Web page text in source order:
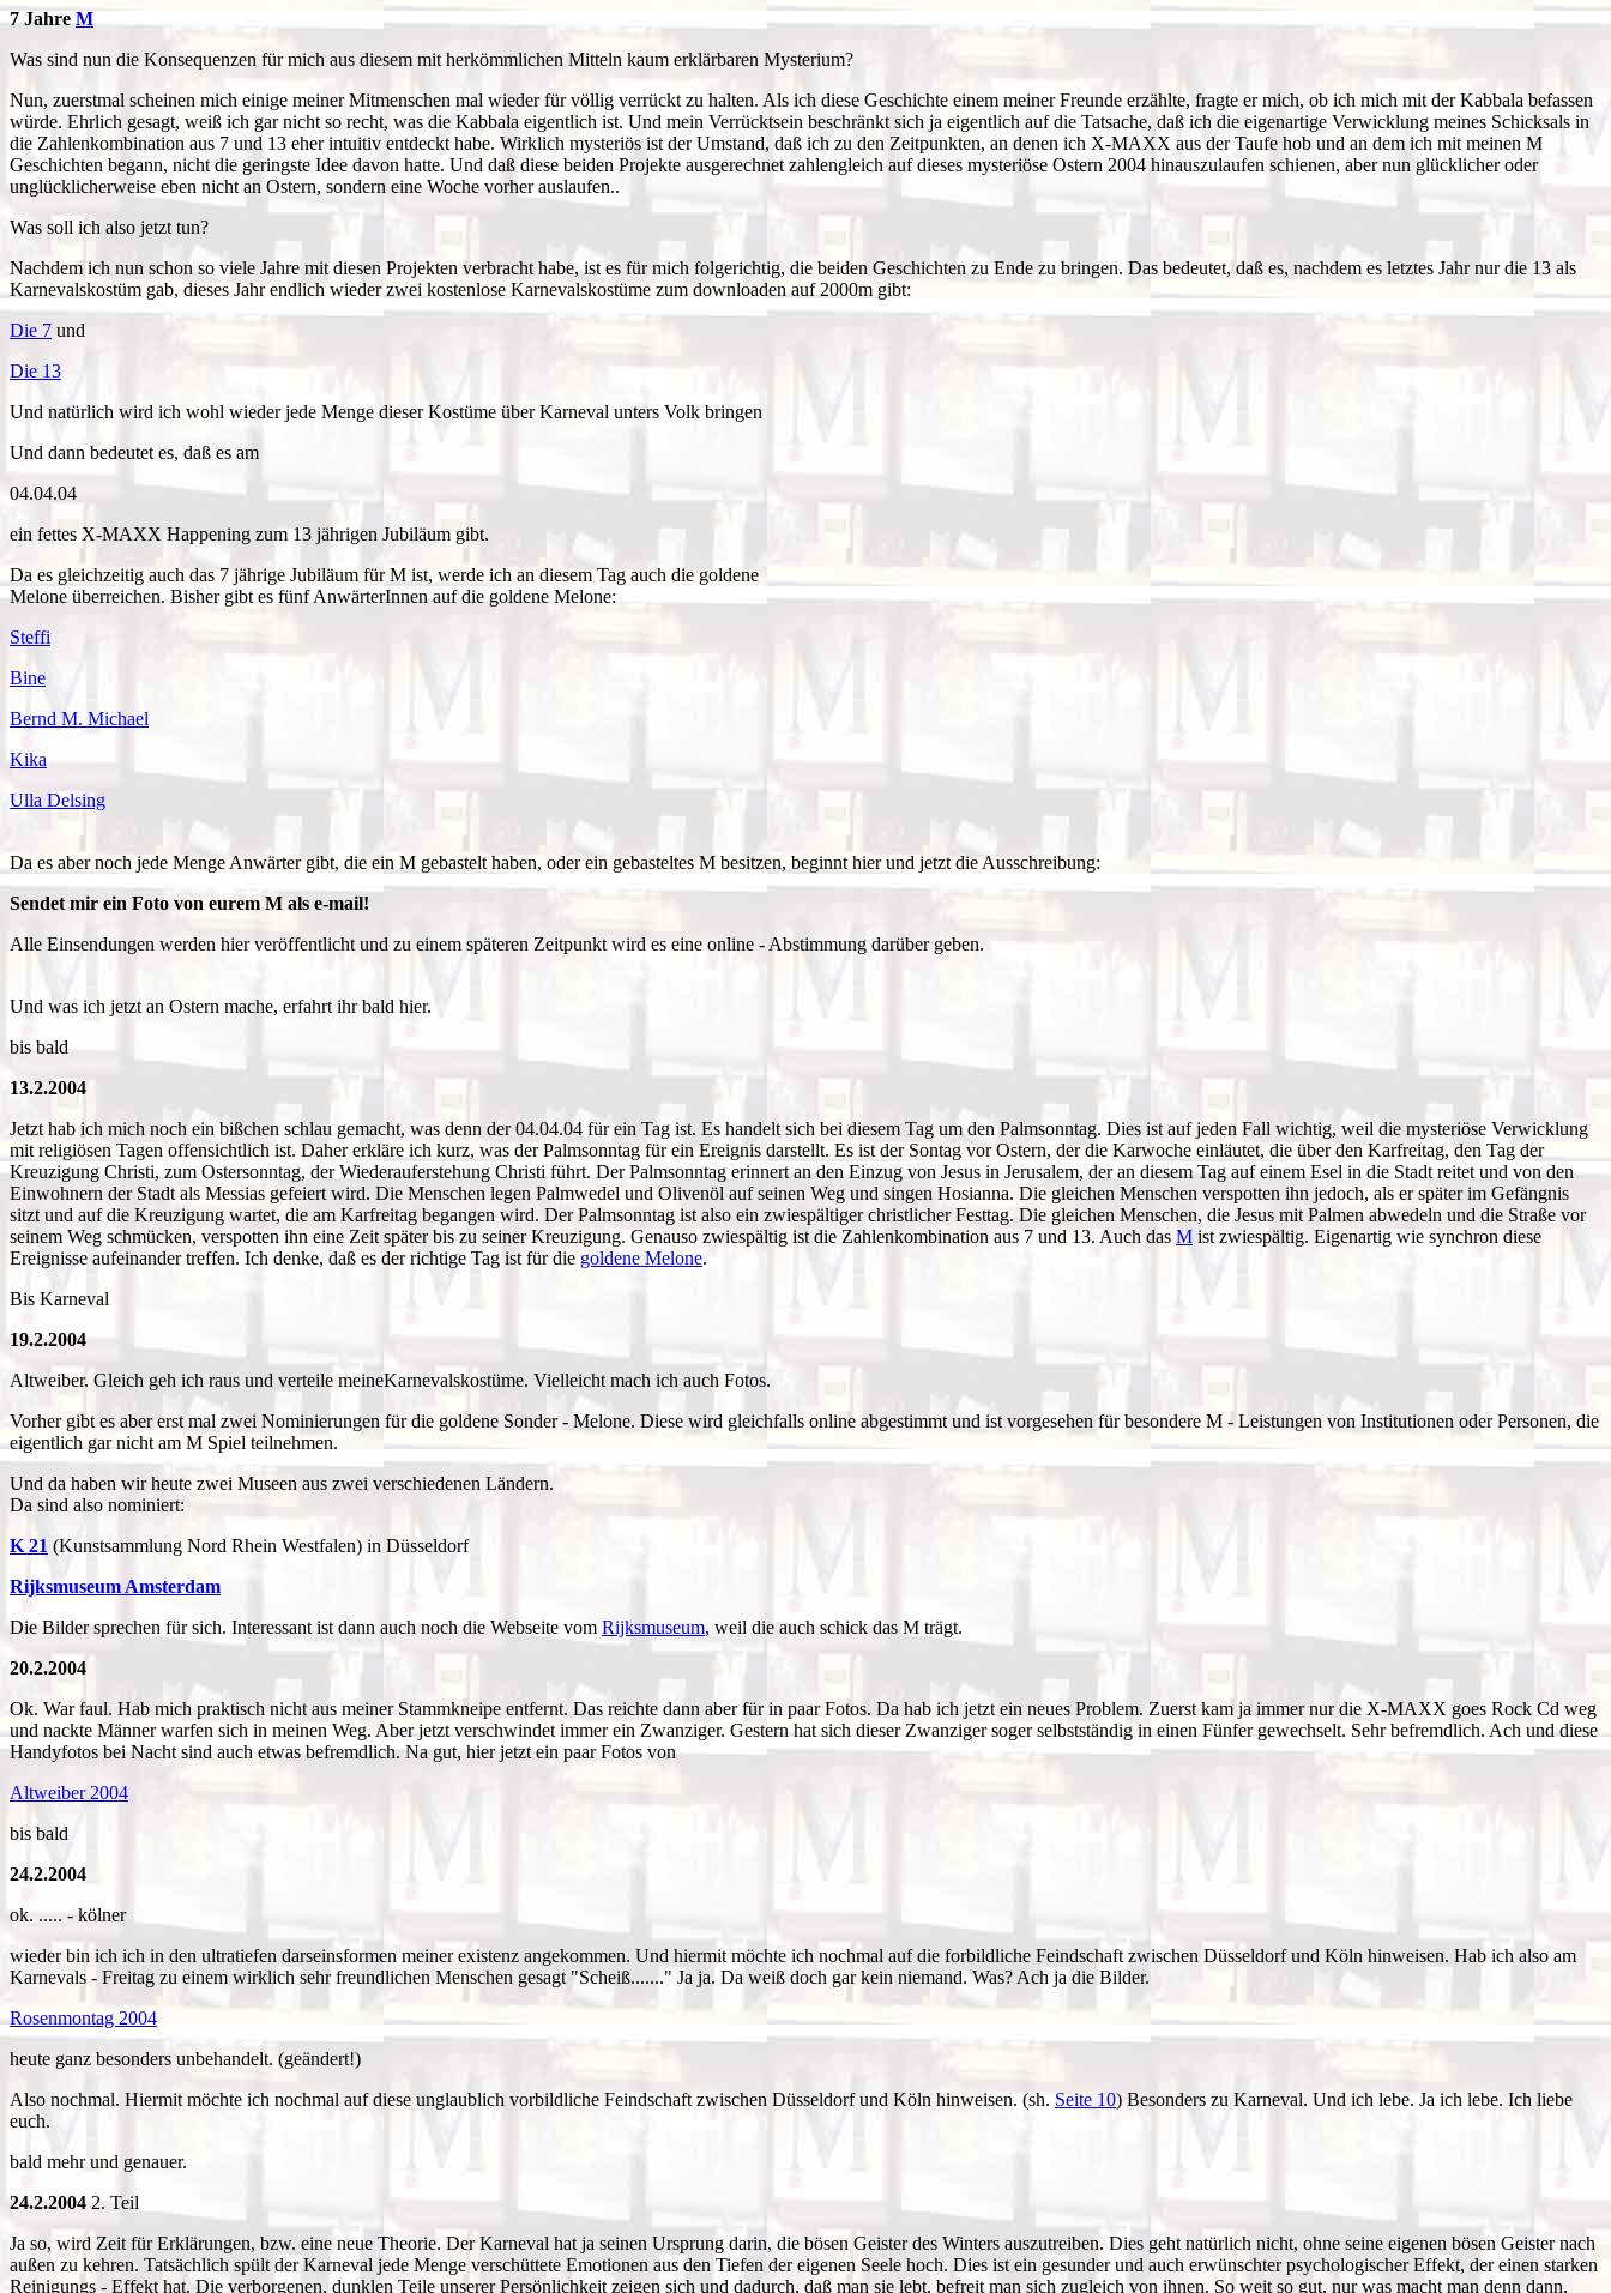
7 Jahre M
Was sind nun die Konsequenzen für mich aus diesem mit herkömmlichen Mitteln kaum erklärbaren Mysterium?
Nun, zuerstmal scheinen mich einige meiner Mitmenschen mal wieder für völlig verrückt zu halten. Als ich diese Geschichte einem meiner Freunde erzählte, fragte er mich, ob ich mich mit der Kabbala befassen
würde. Ehrlich gesagt, weiß ich gar nicht so recht, was die Kabbala eigentlich ist. Und mein Verrücktsein beschränkt sich ja eigentlich auf die Tatsache, daß ich die eigenartige Verwicklung meines Schicksals in
die Zahlenkombination aus 7 und 13 eher intuitiv entdeckt habe. Wirklich mysteriös ist der Umstand, daß ich zu den Zeitpunkten, an denen ich X-MAXX aus der Taufe hob und an dem ich mit meinen M
Geschichten begann, nicht die geringste Idee davon hatte. Und daß diese beiden Projekte ausgerechnet zahlengleich auf dieses mysteriöse Ostern 2004 hinauszulaufen schienen, aber nun glücklicher oder
unglücklicherweise eben nicht an Ostern, sondern eine Woche vorher auslaufen..
Was soll ich also jetzt tun?
Nachdem ich nun schon so viele Jahre mit diesen Projekten verbracht habe, ist es für mich folgerichtig, die beiden Geschichten zu Ende zu bringen. Das bedeutet, daß es, nachdem es letztes Jahr nur die 13 als
Karnevalskostüm gab, dieses Jahr endlich wieder zwei kostenlose Karnevalskostüme zum downloaden auf 2000m gibt:
Die 7 und
Die 13
Und natürlich wird ich wohl wieder jede Menge dieser Kostüme über Karneval unters Volk bringen
Und dann bedeutet es, daß es am
04.04.04
ein fettes X-MAXX Happening zum 13 jährigen Jubiläum gibt.
Da es gleichzeitig auch das 7 jährige Jubiläum für M ist, werde ich an diesem Tag auch die goldene
Melone überreichen. Bisher gibt es fünf AnwärterInnen auf die goldene Melone:
Steffi
Bine
Bernd M. Michael
Kika
Ulla Delsing
Da es aber noch jede Menge Anwärter gibt, die ein M gebastelt haben, oder ein gebasteltes M besitzen, beginnt hier und jetzt die Ausschreibung:
Sendet mir ein Foto von eurem M als e-mail!
Alle Einsendungen werden hier veröffentlicht und zu einem späteren Zeitpunkt wird es eine online - Abstimmung darüber geben.
Und was ich jetzt an Ostern mache, erfahrt ihr bald hier.
bis bald
13.2.2004
Jetzt hab ich mich noch ein bißchen schlau gemacht, was denn der 04.04.04 für ein Tag ist. Es handelt sich bei diesem Tag um den Palmsonntag. Dies ist auf jeden Fall wichtig, weil die mysteriöse Verwicklung
mit religiösen Tagen offensichtlich ist. Daher erkläre ich kurz, was der Palmsonntag für ein Ereignis darstellt. Es ist der Sontag vor Ostern, der die Karwoche einläutet, die über den Karfreitag, den Tag der
Kreuzigung Christi, zum Ostersonntag, der Wiederauferstehung Christi führt. Der Palmsonntag erinnert an den Einzug von Jesus in Jerusalem, der an diesem Tag auf einem Esel in die Stadt reitet und von den
Einwohnern der Stadt als Messias gefeiert wird. Die Menschen legen Palmwedel und Olivenöl auf seinen Weg und singen Hosianna. Die gleichen Menschen verspotten ihn jedoch, als er später im Gefängnis
sitzt und auf die Kreuzigung wartet, die am Karfreitag begangen wird. Der Palmsonntag ist also ein zwiespältiger christlicher Festtag. Die gleichen Menschen, die Jesus mit Palmen abwedeln und die Straße vor
seinem Weg schmücken, verspotten ihn eine Zeit später bis zu seiner Kreuzigung. Genauso zwiespältig ist die Zahlenkombination aus 7 und 13. Auch das M ist zwiespältig. Eigenartig wie synchron diese
Ereignisse aufeinander treffen. Ich denke, daß es der richtige Tag ist für die goldene Melone.
Bis Karneval
19.2.2004
Altweiber. Gleich geh ich raus und verteile meineKarnevalskostüme. Vielleicht mach ich auch Fotos.
Vorher gibt es aber erst mal zwei Nominierungen für die goldene Sonder - Melone. Diese wird gleichfalls online abgestimmt und ist vorgesehen für besondere M - Leistungen von Institutionen oder Personen, die
eigentlich gar nicht am M Spiel teilnehmen.
Und da haben wir heute zwei Museen aus zwei verschiedenen Ländern.
Da sind also nominiert:
K 21 (Kunstsammlung Nord Rhein Westfalen) in Düsseldorf
Rijksmuseum Amsterdam
Die Bilder sprechen für sich. Interessant ist dann auch noch die Webseite vom Rijksmuseum, weil die auch schick das M trägt.
20.2.2004
Ok. War faul. Hab mich praktisch nicht aus meiner Stammkneipe entfernt. Das reichte dann aber für in paar Fotos. Da hab ich jetzt ein neues Problem. Zuerst kam ja immer nur die X-MAXX goes Rock Cd weg
und nackte Männer warfen sich in meinen Weg. Aber jetzt verschwindet immer ein Zwanziger. Gestern hat sich dieser Zwanziger soger selbstständig in einen Fünfer gewechselt. Sehr befremdlich. Ach und diese
Handyfotos bei Nacht sind auch etwas befremdlich. Na gut, hier jetzt ein paar Fotos von
Altweiber 2004
bis bald
24.2.2004
ok. ..... - kölner
wieder bin ich ich in den ultratiefen darseinsformen meiner existenz angekommen. Und hiermit möchte ich nochmal auf die forbildliche Feindschaft zwischen Düsseldorf und Köln hinweisen. Hab ich also am
Karnevals - Freitag zu einem wirklich sehr freundlichen Menschen gesagt "Scheiß......." Ja ja. Da weiß doch gar kein niemand. Was? Ach ja die Bilder.
Rosenmontag 2004
heute ganz besonders unbehandelt. (geändert!)
Also nochmal. Hiermit möchte ich nochmal auf diese unglaublich vorbildliche Feindschaft zwischen Düsseldorf und Köln hinweisen. (sh. Seite 10) Besonders zu Karneval. Und ich lebe. Ja ich lebe. Ich liebe
euch.
bald mehr und genauer.
24.2.20042. Teil
Ja so, wird Zeit für Erklärungen, bzw. eine neue Theorie. Der Karneval hat ja seinen Ursprung darin, die bösen Geister des Winters auszutreiben. Dies geht natürlich nicht, ohne seine eigenen bösen Geister nach
außen zu kehren. Tatsächlich spült der Karneval jede Menge verschüttete Emotionen aus den Tiefen der eigenen Seele hoch. Dies ist ein gesunder und auch erwünschter psychologischer Effekt, der einen starken
Reinigungs - Effekt hat. Die verborgenen, dunklen Teile unserer Persönlichkeit zeigen sich und dadurch, daß man sie lebt, befreit man sich zugleich von ihnen. So weit so gut, nur was macht man denn dann,